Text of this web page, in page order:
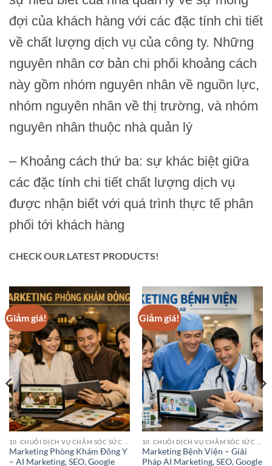
đợi của khách hàng với các đặc tính chi tiết
về chất lượng dịch vụ của công ty. Những
nguyên nhân cơ bản chi phối khoảng cách
này gồm nhóm nguyên nhân về nguồn lực,
nhóm nguyên nhân về thị trường, và nhóm
nguyên nhân thuộc nhà quản lý
– Khoảng cách thứ ba: sự khác biệt giữa
các đặc tính chi tiết chất lượng dịch vụ
được nhận biết với quá trình thực tế phân
phối tới khách hàng
CHECK OUR LATEST PRODUCTS!
Giảm giá!
Marketing Phòng Khám Đông Y
– AI Marketing, SEO, Google
Giảm giá!
Marketing Bệnh Viện – Giải
Pháp AI Marketing, SEO, Google